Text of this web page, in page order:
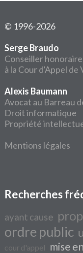
© 1996-2026
Serge Braudo
Conseiller honoraire
à la Cour d'Appel de
Alexis Baumann
Avocat au Barreau
Droit informatique
Propriété
Mentions légales
Recherches
ayant cause
ordre public
cour d'appel mise